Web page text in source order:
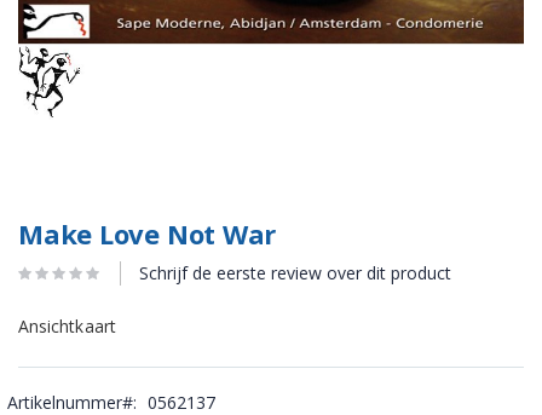
Make Love Not War
Schrijf de eerste review over dit product
Ansichtkaart
Artikelnummer 0562137